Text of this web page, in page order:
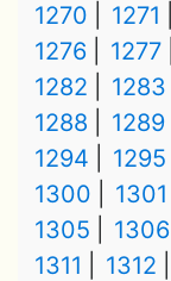
1270
1271
1276
1277
1282
1283
1288
1289
1294
1295
1300
1301
1305
1306
1311
1312